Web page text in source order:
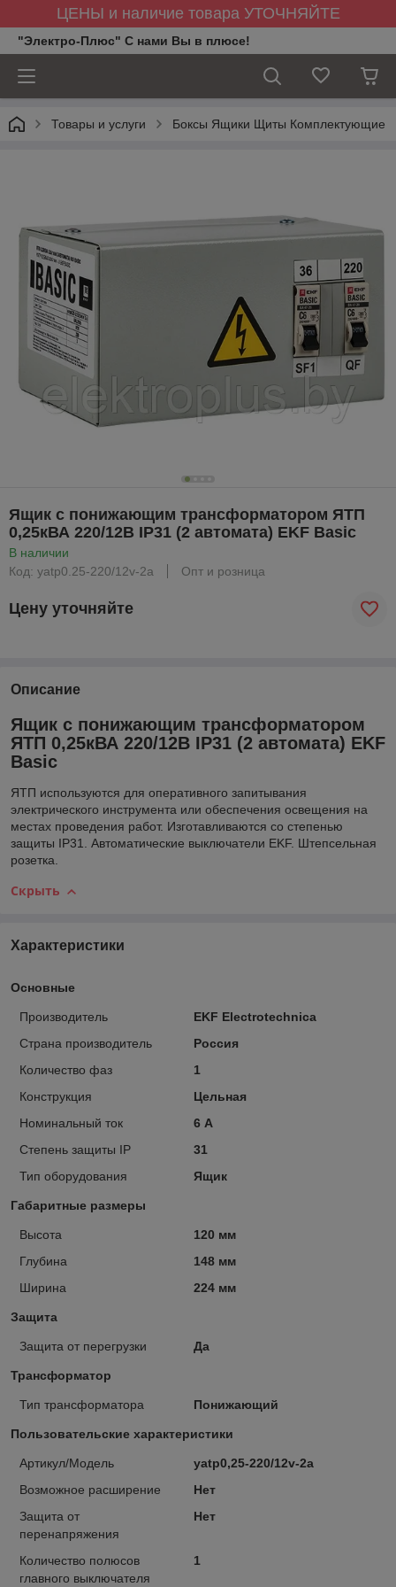
ЦЕНЫ и наличие товара УТОЧНЯЙТЕ
"Электро-Плюс" С нами Вы в плюсе!
Товары и услуги Боксы Ящики Щиты Комплектующие
Ящик с понижающим трансформатором ЯТП
0,25кВА 220/12В IP31 (2 автомата) EKF Basic
В наличии
Код: yatp0.25-220/12v-2a
Опт и розница
Цену уточняйте
Описание
Ящик с понижающим трансформатором
ЯТП 0,25кВА 220/12В IP31 (2 автомата) EKF
Basic
ЯТП используются для оперативного запитывания
электрического инструмента или обеспечения освещения на
местах проведения работ. Изготавливаются со степенью
защиты IP31. Автоматические выключатели EKF. Штепсельная
розетка.
Скрыть
Характеристики
Основные
Производитель
EKF Electrotechnica
Страна производитель
Россия
Количество фаз
1
Конструкция
Цельная
Номинальный ток
6 А
Степень защиты IP
31
Тип оборудования
Ящик
Габаритные размеры
Высота
120 мм
Глубина
148 мм
Ширина
224 мм
Защита
Защита от перегрузки Да
Трансформатор
Тип трансформатора Понижающий
Пользовательские характеристики
Артикул/Модель
yatp0,25-220/12v-2a
Возможное расширение
Нет
Защита от
перенапряжения
Нет
Количество полюсов
главного выключателя
1